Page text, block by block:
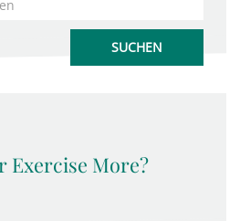
Exercise More?